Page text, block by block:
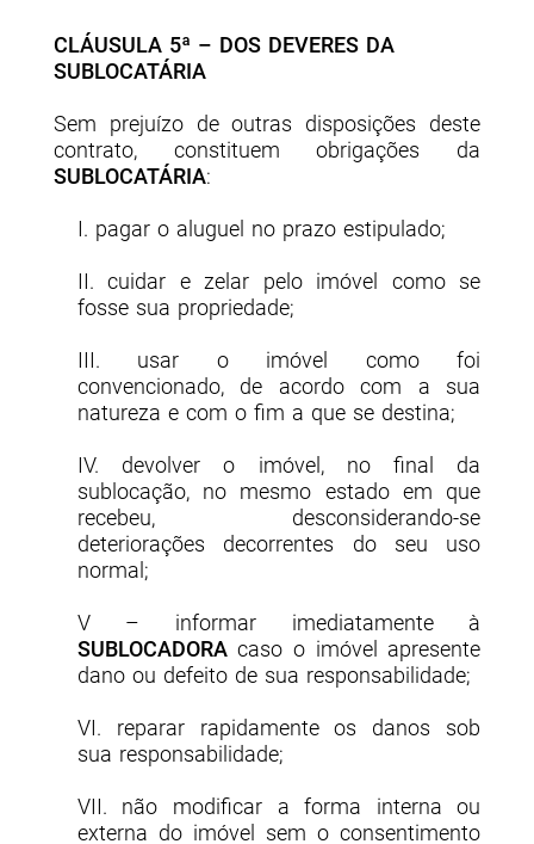
CLÁUSULA 5ª – DOS DEVERES DA
SUBLOCATÁRIA
Sem prejuízo de outras disposições deste
contrato, constituem obrigações da
SUBLOCATÁRIA:
I. pagar o aluguel no prazo estipulado;
II. cuidar e zelar pelo imóvel como se
fosse sua propriedade;
III. usar o imóvel como foi
convencionado, de acordo com a sua
natureza e com o fim a que se destina;
IV. devolver o imóvel, no final da
sublocação, no mesmo estado em que
recebeu, desconsiderando-se
deteriorações decorrentes do seu uso
normal;
V – informar imediatamente à
SUBLOCADORAcaso o imóvel apresente
dano ou defeito de sua responsabilidade;
VI. reparar rapidamente os danos sob
sua responsabilidade;
VII. não modificar a forma interna ou
externa do imóvel sem o consentimento